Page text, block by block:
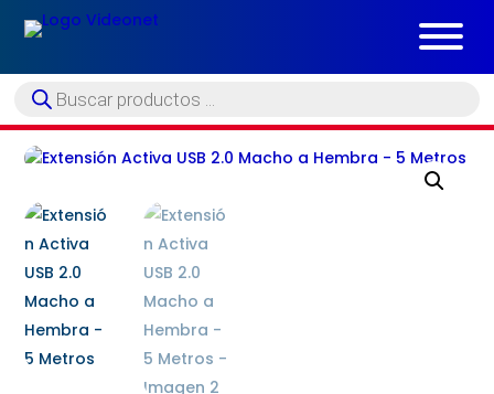
Búsqueda
de